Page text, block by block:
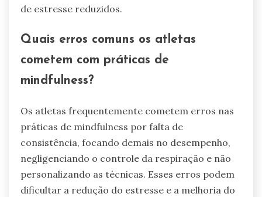
de estresse reduzidos.
Quais erros comuns os atletas
cometem com práticas de
mindfulness?
Os atletas frequentemente cometem erros nas
práticas de mindfulness por falta de
consistência, focando demais no desempenho,
negligenciando o controle da respiração e não
personalizando as técnicas. Esses erros podem
dificultar a redução do estresse e a melhoria do